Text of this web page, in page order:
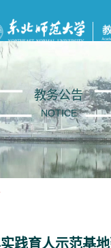
教务公告
NOTICE
践育人示范基